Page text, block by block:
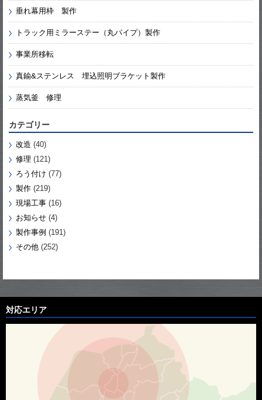
垂れ幕用枠 製作
トラック用ミラーステー（丸パイプ）製作
事業所移転
真鍮&ステンレス 埋込照明ブラケット製作
蒸気釜 修理
カテゴリー
改造 (40)
修理 (121)
ろう付け (77)
製作 (219)
現場工事 (16)
お知らせ (4)
製作事例 (191)
その他 (252)
対応エリア